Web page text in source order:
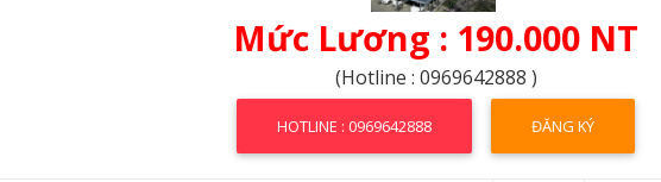
Mức Lương : 190.000 NT
(Hotline : 0969642888 )
HOTLINE : 0969642888 ĐĂNG KÝ